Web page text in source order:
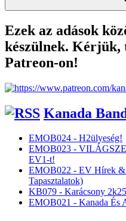
Ezek az adások
készülnek. Kérjük,
Patreon-on!
Kanada
EMOB024 - H2ülyeség!
EMOB023 -
EV1-t!
EMOB022 - EV Hírek
Tapasztalatok)
KB079 - Karácsony 2k25
EMOB021 - Kanada És